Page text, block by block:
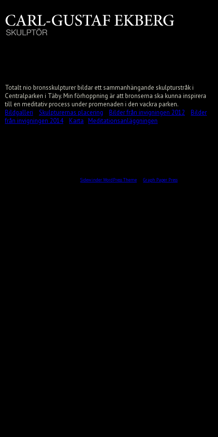
Totalt nio bronsskulpturer bildar ett sammanhängande skulpturstråk i
Centralparken i Täby.Min förhoppning är att bronserna ska kunna inspirera
till en meditativ process under promenaden i den vackra parken.
Bildgalleri
Skulpturernas placering Bilder från invigningen 2012
Bilder
från invigningen 2014
Karta Meditationsanläggningen
Sidewinder WordPress Theme Graph Paper Press